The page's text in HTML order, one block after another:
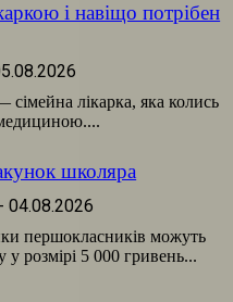
і навіщо потрібен
лікарка, яка колись
школяра
- 04.08.2026
першокласників можуть
розмірі 5 000 гривень...